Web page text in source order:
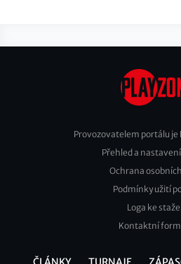
Footer
Provozovatelem portálu je
Přehled a
Ochrana
Podmínky užití
Loga ke
Kontaktní